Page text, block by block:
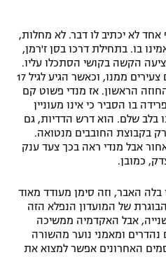
אחד לא יכתיב לו דבר. לא מחלות,
בו. בתחילת דרכו בסן ז'רמן,
הקשה בקושי הסתכלו עליו.
הוא התאמן בעיקר עם שחקנים צעירים ממנו, וכאשר הגיע לגיל 17
הראשון. אז מנדי פשוט קם
בו הסביר כי אינו מעוניין
בלב שלם. הוא דרש הדדיות, גם
בקבוצת החובבים מנטואה.
אבל מנדי ראה בכך צעד ענק
כמובן.
האבר, וזה סימן מעודד מאוד
של המועדון הנפלא הזה
אבל האקדמיה ממשיכה
ומאמני נוער מהשורה
האחרונים אפשר למצוא את